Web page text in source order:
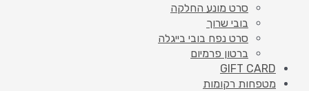
סרט מונע החלקה
בובי שרוך
סרט נפח בובי בייגלה
ברטון פרמיום
GIFT CARD
מטפחות רקומות